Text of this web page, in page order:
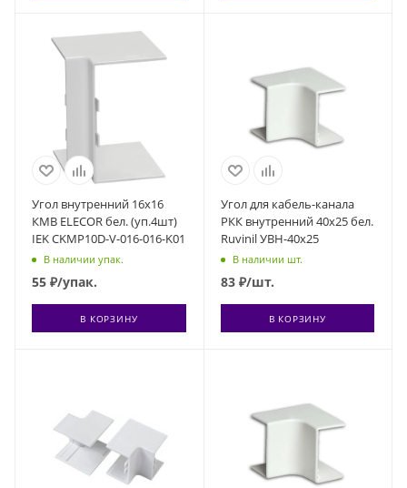
Угол внутренний 16х16
КМВ ELECOR бел. (уп.4шт)
IEK CKMP10D-V-016-016-K01
В наличии упак.
55 ₽/упак.
В КОРЗИНУ
Угол для кабель-канала
РКК внутренний 40х25 бел.
Ruvinil УВН-40х25
В наличии шт.
83₽/шт.
В КОРЗИНУ